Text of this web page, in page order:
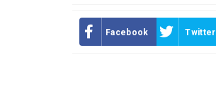
Facebook Twitter